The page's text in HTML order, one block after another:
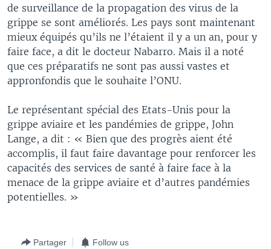
de surveillance de la propagation des virus de la
grippe se sont améliorés. Les pays sont maintenant
mieux équipés qu’ils ne l’étaient il y a un an, pour y
faire face, a dit le docteur Nabarro. Mais il a noté
que ces préparatifs ne sont pas aussi vastes et
appronfondis que le souhaite l’ONU.
Le représentant spécial des Etats-Unis pour la
grippe aviaire et les pandémies de grippe, John
Lange, a dit : « Bien que des progrès aient été
accomplis, il faut faire davantage pour renforcer les
capacités des services de santé à faire face à la
menace de la grippe aviaire et d’autres pandémies
potentielles. »
Partager Follow us